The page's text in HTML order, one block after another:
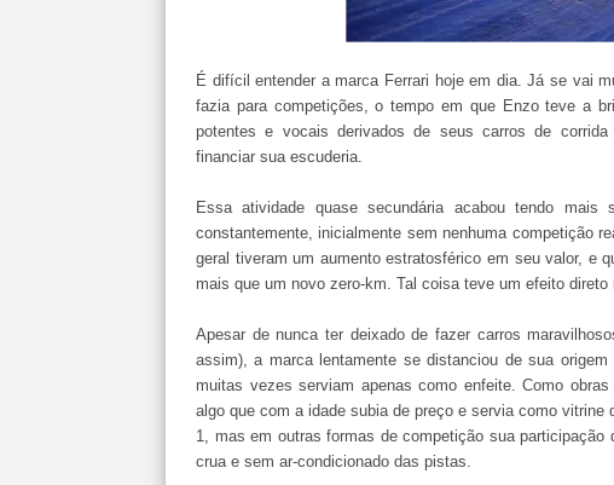
É difícil entender a marca Ferrari hoje em dia. Já se vai
fazia para competições, o tempo em que Enzo teve a
potentes e vocais derivados de seus carros de
financiar sua escuderia.
Essa atividade quase secundária acabou tendo
constantemente, inicialmente sem nenhuma competição
geral tiveram um aumento estratosférico em seu valor, e
mais que um novo zero-km. Tal coisa teve um efeito direto
Apesar de nunca ter deixado de fazer carros
assim), a marca lentamente se distanciou de sua
muitas vezes serviam apenas como enfeite. Como
algo que com a idade subia de preço e servia como
1, mas em outras formas de competição sua
crua e sem ar-condicionado das pistas.